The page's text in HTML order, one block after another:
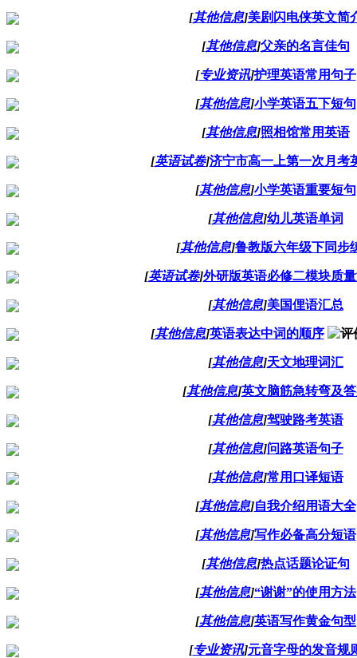
[其他信息]美剧闪电侠英文简
[其他信息]父亲的名言佳句
[专业资讯]护理英语常用句子
[其他信息]小学英语五下短句
[其他信息]照相馆常用英语
[英语试卷]济宁市高一上第一次月考
[其他信息]小学英语重要短句
[其他信息]幼儿英语单词
[其他信息]鲁教版六年级下同步
[英语试卷]外研版英语必修二模块质
[其他信息]美国俚语汇总
[其他信息]英语表达中词的顺序
[其他信息]天文地理词汇
[其他信息]英文脑筋急转弯及
[其他信息]驾驶路考英语
[其他信息]问路英语句子
[其他信息]常用口译短语
[其他信息]自我介绍用语大全
[其他信息]写作必备高分短语
[其他信息]热点话题论证句
[其他信息]“谢谢”的使用方法
[其他信息]英语写作黄金句型
[专业资讯]元音字母的发音规